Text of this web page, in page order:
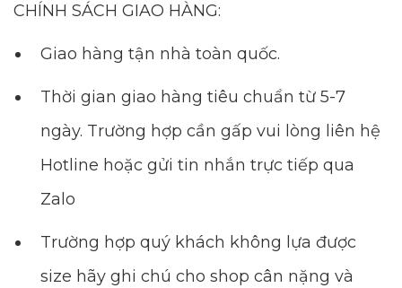
CHÍNH SÁCH GIAO HÀNG:
Giao hàng tận nhà toàn quốc.
Thời gian giao hàng tiêu chuẩn từ 5-7
ngày. Trường hợp cần gấp vui lòng liên hệ
Hotline hoặc gửi tin nhắn trực tiếp qua
Zalo
Trường hợp quý khách không lựa được
size hãy ghi chú cho shop cân nặng và